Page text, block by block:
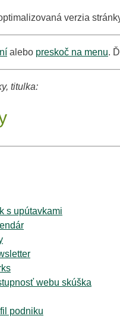
verzia
alebo preskoč na menu.
titulka:
s upútavkami
webu skúška
podniku